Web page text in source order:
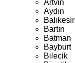
Artvin
Aydın
Balıkesir
Bartın
Batman
Bayburt
Bilecik